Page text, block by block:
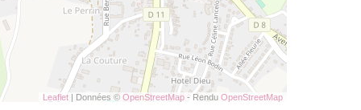
Leaflet | Données © OpenStreetMap - Rendu OpenStreetMap